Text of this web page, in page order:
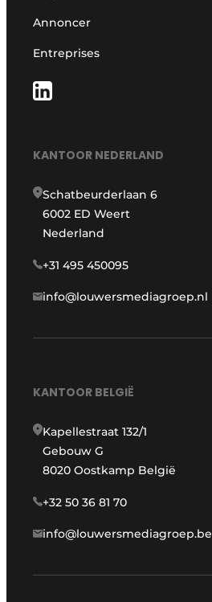
Annoncer
Entreprises
KANTOOR NEDERLAND
Schatbeurderlaan 6
6002 ED Weert
Nederland
+31 495 450095
info@louwersmediagroep.nl
KANTOOR BELGIË
Kapellestraat 132/1
Gebouw G
8020 Oostkamp België
+32 50 36 81 70
info@louwersmediagroep.be